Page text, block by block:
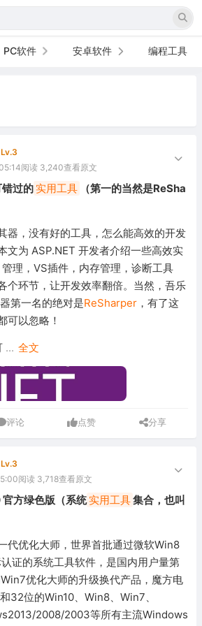
PC软件 安卓软件 编程工具
Lv.3
阅读 3,240查看原文
过的 实用工具
（第一的当然是ReSha
器，没有好的工具，怎么能高效的开发
文为 ASP.NET 开发者介绍一些高效实
理，VS插件，内存管理，诊断工具
个环节，让开发效率翻倍。当然，吾乐
第一名的绝对是ReSharper ，有了这
可以忽略！
... 全文
评论 点赞 分享
Lv.3
阅读 3,718查看原文
方绿色版（系统 实用工具集合，也叫
代优化大师，世界首批通过微软Win8
证的系统工具软件，是国内用户量第
优化大师的升级换代产品，魔方电
32位的Win10、Win8、Win7、
2008/2003等所有主流Windows